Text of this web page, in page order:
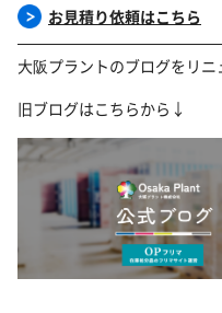
お見積り依頼はこちら
大阪プラントのブログをリニ
旧ブログはこちらから↓